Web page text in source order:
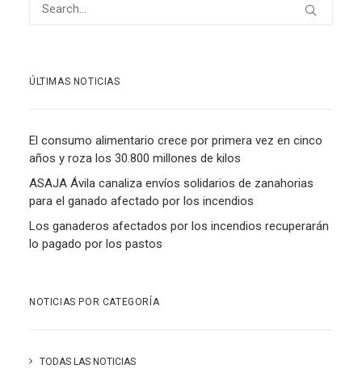
ÚLTIMAS NOTICIAS
El consumo alimentario crece por primera vez en cinco
años y roza los 30.800 millones de kilos
ASAJA Ávila canaliza envíos solidarios de zanahorias
para el ganado afectado por los incendios
Los ganaderos afectados por los incendios recuperarán
lo pagado por los pastos
NOTICIAS POR CATEGORÍA
TODAS LAS NOTICIAS